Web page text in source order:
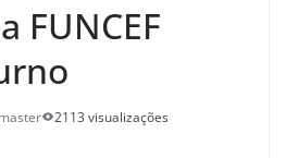
FUNCEF
2113 visualizações